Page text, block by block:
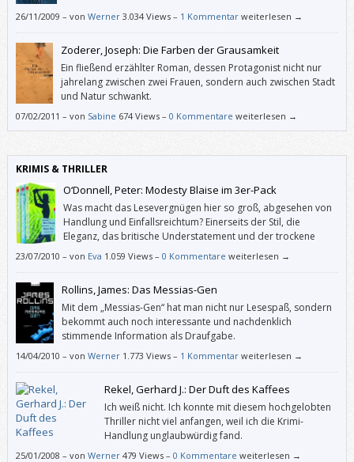
26/11/2009 – von Werner 3.034 Views – 1 Kommentar weiterlesen →
Zoderer, Joseph: Die Farben der Grausamkeit
Ein fließend erzählter Roman, dessen Protagonist nicht nur
jahrelang zwischen zwei Frauen, sondern auch zwischen Stadt
und Natur schwankt.
07/02/2011 – von Sabine 674 Views – 0 Kommentare weiterlesen →
KRIMIS & THRILLER
O‘Donnell, Peter: Modesty Blaise im 3er-Pack
Was macht das Lesevergnügen hier so groß, abgesehen von
Handlung und Einfallsreichtum? Einerseits der Stil, die
Eleganz, das britische Understatement und der trockene
Humor in der Sprache, andererseits die lebendigen,
23/07/2010 – von Eva 1.059 Views – 0 Kommentare weiterlesen →
Rollins, James: Das Messias-Gen
Mit dem „Messias-Gen“ hat man nicht nur Lesespaß, sondern
bekommt auch noch interessante und nachdenklich
stimmende Information als Draufgabe.
14/04/2010 – von Werner 1.773 Views – 1 Kommentar weiterlesen →
Rekel, Gerhard J.: Der Duft des Kaffees
Ich weiß nicht. Ich konnte mit diesem hochgelobten
Thriller nicht viel anfangen, weil ich die Krimi-
Handlung unglaubwürdig fand.
25/01/2008 – von Werner 479 Views – 0 Kommentare weiterlesen →